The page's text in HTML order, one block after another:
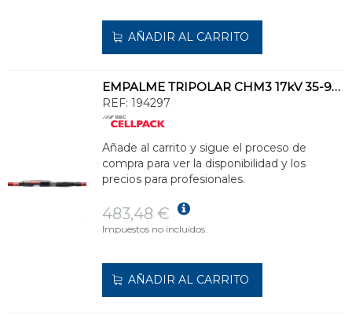
AÑADIR AL CARRITO
EMPALME TRIPOLAR CHM3 17kV 35-95mm² 1200mm
REF: 194297
Añade al carrito y sigue el proceso de
compra para ver la disponibilidad y los
precios para profesionales.
483,48 €
Impuestos no incluidos.
AÑADIR AL CARRITO